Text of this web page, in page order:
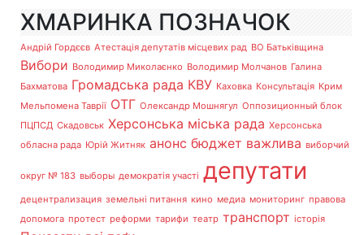
ХМАРИНКА ПОЗНАЧОК
Андрій Гордєєв Атестація депутатів місцевих рад ВО Батьківщина
Вибори Володимир Миколаєнко Володимир Молчанов Галина
Бахматова Громадська рада КВУ Каховка Консультація Крим
Мельпомена Таврії ОТГ Олександр Мошнягул Оппозиционный блок
ПЦПСД Скадовськ Херсонська міська рада Херсонська
обласна рада Юрій Житняк анонс бюджет важлива виборчий
округ № 183 выборы демократія участі депутати
децентрализация земельні питання кино медиа мониторинг правова
допомога протест реформи тарифи театр транспорт історія